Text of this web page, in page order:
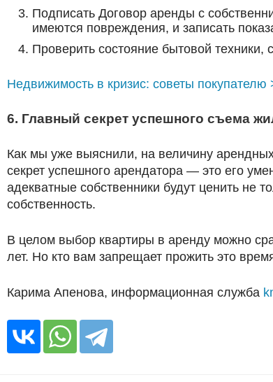
Подписать Договор аренды с
имеются повреждения, и записать
Проверить состояние бытовой техники,
Недвижимость в кризис: советы покупателю
6. Главный секрет успешного съема
Как мы уже выяснили, на величину
секрет успешного арендатора — это его
адекватные собственники будут ценить не
собственность.
В целом выбор квартиры в аренду можно
лет. Но кто вам запрещает прожить это
Карима Апенова, информационная служба